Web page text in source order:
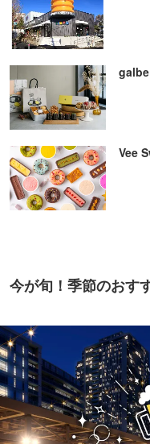
Vee
今が旬！季節のおす